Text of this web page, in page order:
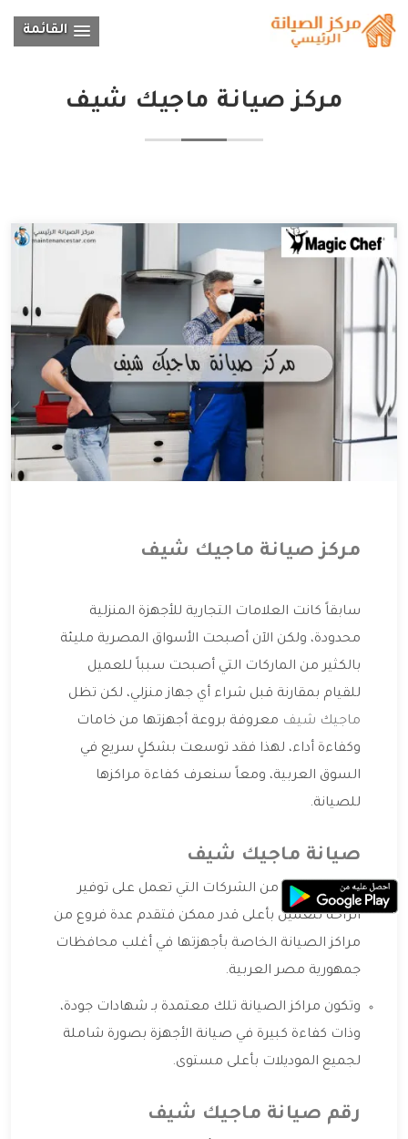
القائمة
مركز صيانة ماجيك شيف
مركز صيانة ماجيك شيف
سابقاً كانت العلامات التجارية للأجهزة المنزلية
محدودة، ولكن الآن أصبحت الأسواق المصرية مليئة
بالكثير من الماركات التي أصبحت سبباً للعميل
للقيام بمقارنة قبل شراء أي جهاز منزلي، لكن تظل
ماجيك شيف معروفة بروعة أجهزتها من خامات
وكفاءة أداء، لهذا فقد توسعت بشكلٍ سريع في
السوق العربية، ومعاً سنعرف كفاءة مراكزها
للصيانة.
صيانة ماجيك شيف
ماجيك شيف من الشركات التي تعمل على توفير
الراحة للعميل بأعلى قدر ممكن فتقدم عدة فروع من
مراكز الصيانة الخاصة بأجهزتها في أغلب محافظات
جمهورية مصر العربية.
وتكون مراكز الصيانة تلك معتمدة بـ شهادات جودة،
وذات كفاءة كبيرة في صيانة الأجهزة بصورة شاملة
لجميع الموديلات بأعلى مستوى.
رقم صيانة ماجيك شيف